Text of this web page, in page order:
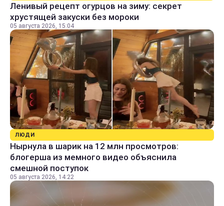
Ленивый рецепт огурцов на зиму: секрет
хрустящей закуски без мороки
05 августа 2026, 15:04
ЛЮДИ
Нырнула в шарик на 12 млн просмотров:
блогерша из мемного видео объяснила
смешной поступок
05 августа 2026, 14:22